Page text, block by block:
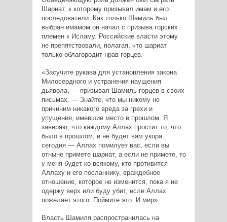
Шариат, к которому призывал имам и его
последователи. Как только Шамиль был
выбран имамом он начал с призыва горских
племен к Исламу. Российские власти этому
не препятствовали, полагая, что шариат
только облагородит нрав горцев.
«Засучите рукава для установления закона
Милосердного и устранения наущения
дьявола, — призывал Шамиль горцев в своих
письмах. — Знайте, что мы никому не
причиним никакого вреда за грехи и
упущения, имевшие место в прошлом. Я
заверяю, что каждому Аллах простит то, что
было в прошлом, и не будет вам укора
сегодня — Аллах помилует вас, если вы
отныне примете шариат, а если не примете, то
у меня будет ко всякому, кто противится
Аллаху и его посланнику, враждебное
отношение, которое не изменится, пока я не
одержу верх или буду убит, если Аллах
пожелает этого. Поймите это. И мир».
Власть Шамиля распространилась на